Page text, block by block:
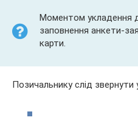
Моментом укладення
заповнення анкети-
карти.
Позичальнику слід звернути